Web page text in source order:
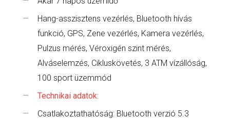
Hang-asszisztens vezérlés, Bluetooth hívás
funkció, GPS, Zene vezérlés, Kamera vezérlés,
Pulzus mérés, Véroxigén szint mérés,
Alváselemzés, Cikluskövetés, 3 ATM vízállóság,
100 sport üzemmód
Technikai adatok:
Csatlakoztathatóság: Bluetooth verzió 5.3